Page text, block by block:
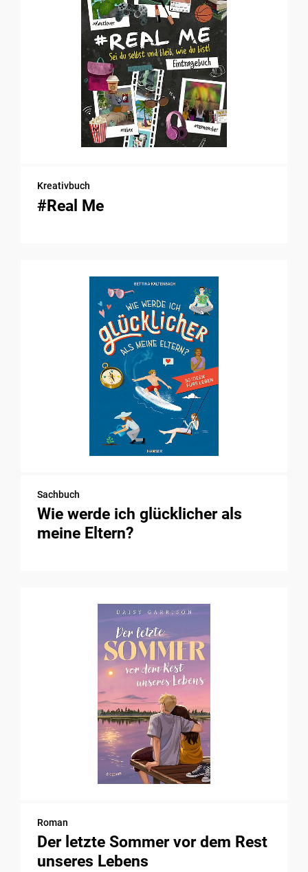
Kreativbuch
#Real Me
Sachbuch
Wie werde ich glücklicher als
meine Eltern?
Roman
Der letzte Sommer vor dem Rest
unseres Lebens